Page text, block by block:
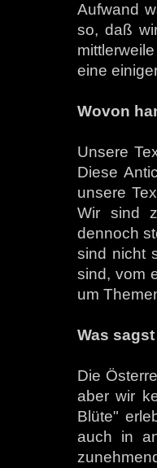
Aufwand
so, daß
eine
Wovon
Unsere
Diese
unsere
Wir sind
dennoch
sind nicht
sind, vom
um
Was
Die
aber wir
Blüte"
auch in